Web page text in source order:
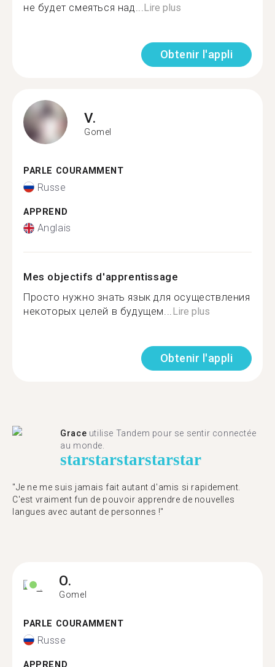
не будет смеяться над...Lire plus
Obtenir l'appli
V.
Gomel
PARLE COURAMMENT
Russe
APPREND
Anglais
Mes objectifs d'apprentissage
Просто нужно знать язык для осуществления
некоторых целей в будущем...Lire plus
Obtenir l'appli
Grace utilise Tandem pour se sentir connectée
au monde.
starstarstarstarstar
"Je ne me suis jamais fait autant d'amis si rapidement.
C'est vraiment fun de pouvoir apprendre de nouvelles
langues avec autant de personnes !"
O.
Gomel
PARLE COURAMMENT
Russe
APPREND